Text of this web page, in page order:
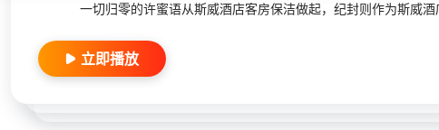
一切归零的许蜜语从斯威酒店客房保洁做起，纪封则作为斯威
立即播放